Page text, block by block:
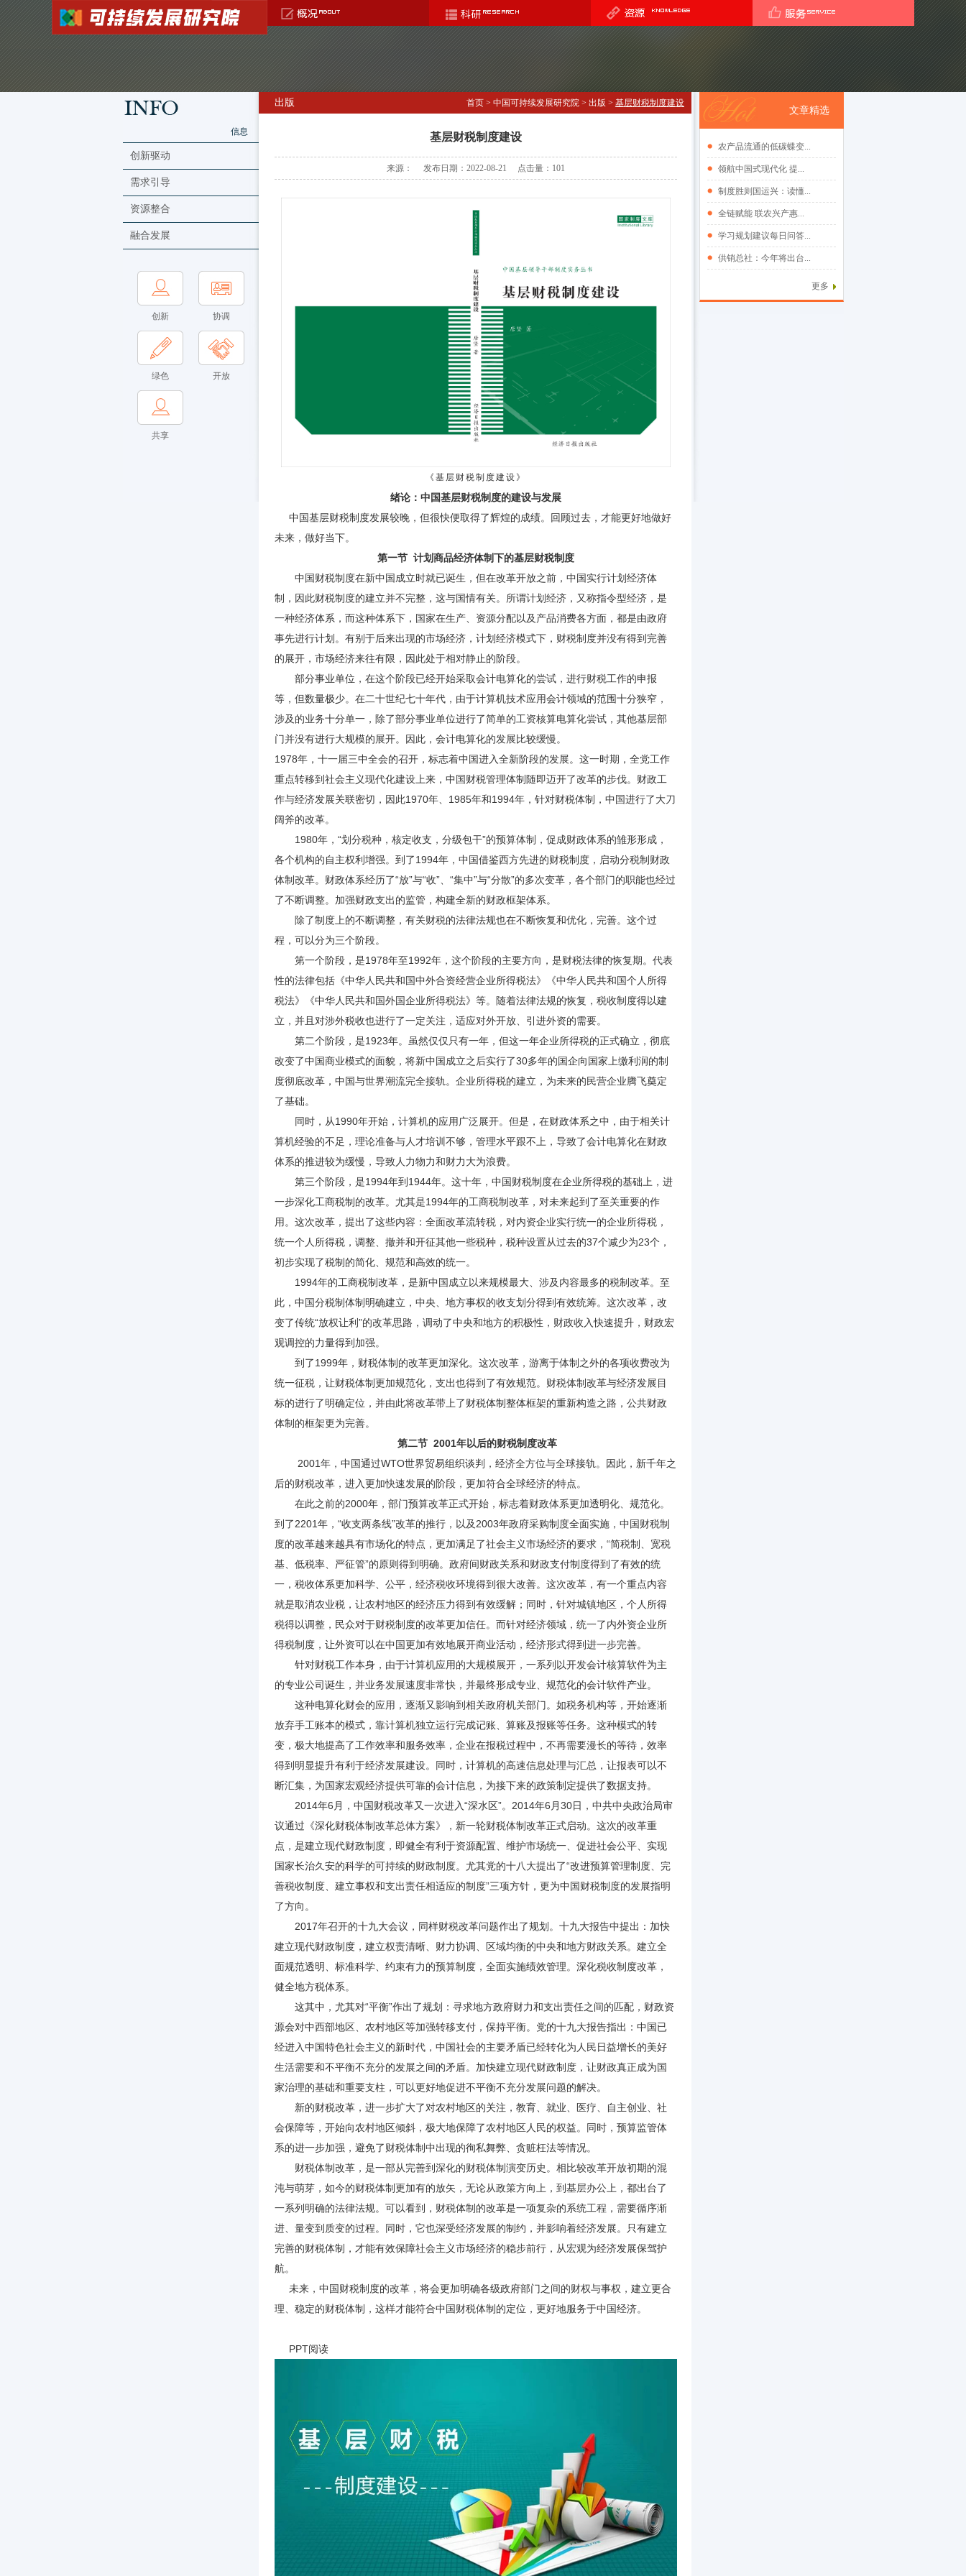
信息
创新驱动
需求引导
资源整合
融合发展
创新 协调
绿色 开放
共享
首页> 中国可持续发展研究院> 出版 > 基层财税制度建设
出版
基层财税制度建设
来源： 发布日期：2022-08-21 点击量： 101
《基层财税制度建设》
绪论：中国基层财税制度的建设与发展
中国基层财税制度发展较晚，但很快便取得了辉煌的成绩。回顾过去，才能更好地做好
未来，做好当下。
第一节 计划商品经济体制下的基层财税制度
中国财税制度在新中国成立时就已诞生，但在改革开放之前，中国实行计划经济体
制，因此财税制度的建立并不完整，这与国情有关。所谓计划经济，又称指令型经济，是
一种经济体系，而这种体系下，国家在生产、资源分配以及产品消费各方面，都是由政府
事先进行计划。有别于后来出现的市场经济，计划经济模式下，财税制度并没有得到完善
的展开，市场经济来往有限，因此处于相对静止的阶段。
部分事业单位，在这个阶段已经开始采取会计电算化的尝试，进行财税工作的申报
等，但数量极少。在二十世纪七十年代，由于计算机技术应用会计领域的范围十分狭窄，
涉及的业务十分单一，除了部分事业单位进行了简单的工资核算电算化尝试，其他基层部
门并没有进行大规模的展开。因此，会计电算化的发展比较缓慢。
1978年，十一届三中全会的召开，标志着中国进入全新阶段的发展。这一时期，全党工作
重点转移到社会主义现代化建设上来，中国财税管理体制随即迈开了改革的步伐。财政工
作与经济发展关联密切，因此1970年、1985年和1994年，针对财税体制，中国进行了大刀
阔斧的改革。
1980年，“划分税种，核定收支，分级包干”的预算体制，促成财政体系的雏形形成，
各个机构的自主权利增强。到了1994年，中国借鉴西方先进的财税制度，启动分税制财政
体制改革。财政体系经历了“放”与“收”、“集中”与“分散”的多次变革，各个部门的职能也经过
了不断调整。加强财政支出的监管，构建全新的财政框架体系。
除了制度上的不断调整，有关财税的法律法规也在不断恢复和优化，完善。这个过
程，可以分为三个阶段。
第一个阶段，是1978年至1992年，这个阶段的主要方向，是财税法律的恢复期。代表
性的法律包括《中华人民共和国中外合资经营企业所得税法》《中华人民共和国个人所得
税法》《中华人民共和国外国企业所得税法》等。随着法律法规的恢复，税收制度得以建
立，并且对涉外税收也进行了一定关注，适应对外开放、引进外资的需要。
第二个阶段，是1923年。虽然仅仅只有一年，但这一年企业所得税的正式确立，彻底
改变了中国商业模式的面貌，将新中国成立之后实行了30多年的国企向国家上缴利润的制
度彻底改革，中国与世界潮流完全接轨。企业所得税的建立，为未来的民营企业腾飞奠定
了基础。
同时，从1990年开始，计算机的应用广泛展开。但是，在财政体系之中，由于相关计
算机经验的不足，理论准备与人才培训不够，管理水平跟不上，导致了会计电算化在财政
体系的推进较为缓慢，导致人力物力和财力大为浪费。
第三个阶段，是1994年到1944年。这十年，中国财税制度在企业所得税的基础上，进
一步深化工商税制的改革。尤其是1994年的工商税制改革，对未来起到了至关重要的作
用。这次改革，提出了这些内容：全面改革流转税，对内资企业实行统一的企业所得税，
统一个人所得税，调整、撤并和开征其他一些税种，税种设置从过去的37个减少为23个，
初步实现了税制的简化、规范和高效的统一。
1994年的工商税制改革，是新中国成立以来规模最大、涉及内容最多的税制改革。至
此，中国分税制体制明确建立，中央、地方事权的收支划分得到有效统筹。这次改革，改
变了传统“放权让利”的改革思路，调动了中央和地方的积极性，财政收入快速提升，财政宏
观调控的力量得到加强。
到了1999年，财税体制的改革更加深化。这次改革，游离于体制之外的各项收费改为
统一征税，让财税体制更加规范化，支出也得到了有效规范。财税体制改革与经济发展目
标的进行了明确定位，并由此将改革带上了财税体制整体框架的重新构造之路，公共财政
体制的框架更为完善。
第二节 2001年以后的财税制度改革
2001年，中国通过WTO世界贸易组织谈判，经济全方位与全球接轨。因此，新千年之
后的财税改革，进入更加快速发展的阶段，更加符合全球经济的特点。
在此之前的2000年，部门预算改革正式开始，标志着财政体系更加透明化、规范化。
到了2201年，“收支两条线”改革的推行，以及2003年政府采购制度全面实施，中国财税制
度的改革越来越具有市场化的特点，更加满足了社会主义市场经济的要求，“简税制、宽税
基、低税率、严征管”的原则得到明确。政府间财政关系和财政支付制度得到了有效的统
一，税收体系更加科学、公平，经济税收环境得到很大改善。这次改革，有一个重点内容
就是取消农业税，让农村地区的经济压力得到有效缓解；同时，针对城镇地区，个人所得
税得以调整，民众对于财税制度的改革更加信任。而针对经济领域，统一了内外资企业所
得税制度，让外资可以在中国更加有效地展开商业活动，经济形式得到进一步完善。
针对财税工作本身，由于计算机应用的大规模展开，一系列以开发会计核算软件为主
的专业公司诞生，并业务发展速度非常快，并最终形成专业、规范化的会计软件产业。
这种电算化财会的应用，逐渐又影响到相关政府机关部门。如税务机构等，开始逐渐
放弃手工账本的模式，靠计算机独立运行完成记账、算账及报账等任务。这种模式的转
变，极大地提高了工作效率和服务效率，企业在报税过程中，不再需要漫长的等待，效率
得到明显提升有利于经济发展建设。同时，计算机的高速信息处理与汇总，让报表可以不
断汇集，为国家宏观经济提供可靠的会计信息，为接下来的政策制定提供了数据支持。
2014年6月，中国财税改革又一次进入“深水区”。2014年6月30日，中共中央政治局审
议通过《深化财税体制改革总体方案》，新一轮财税体制改革正式启动。这次的改革重
点，是建立现代财政制度，即健全有利于资源配置、维护市场统一、促进社会公平、实现
国家长治久安的科学的可持续的财政制度。尤其党的十八大提出了“改进预算管理制度、完
善税收制度、建立事权和支出责任相适应的制度”三项方针，更为中国财税制度的发展指明
了方向。
2017年召开的十九大会议，同样财税改革问题作出了规划。十九大报告中提出：加快
建立现代财政制度，建立权责清晰、财力协调、区域均衡的中央和地方财政关系。建立全
面规范透明、标准科学、约束有力的预算制度，全面实施绩效管理。深化税收制度改革，
健全地方税体系。
这其中，尤其对“平衡”作出了规划：寻求地方政府财力和支出责任之间的匹配，财政资
源会对中西部地区、农村地区等加强转移支付，保持平衡。党的十九大报告指出：中国已
经进入中国特色社会主义的新时代，中国社会的主要矛盾已经转化为人民日益增长的美好
生活需要和不平衡不充分的发展之间的矛盾。加快建立现代财政制度，让财政真正成为国
家治理的基础和重要支柱，可以更好地促进不平衡不充分发展问题的解决。
新的财税改革，进一步扩大了对农村地区的关注，教育、就业、医疗、自主创业、社
会保障等，开始向农村地区倾斜，极大地保障了农村地区人民的权益。同时，预算监管体
系的进一步加强，避免了财税体制中出现的徇私舞弊、贪赃枉法等情况。
财税体制改革，是一部从完善到深化的财税体制演变历史。相比较改革开放初期的混
沌与萌芽，如今的财税体制更加有的放矢，无论从政策方向上，到基层办公上，都出台了
一系列明确的法律法规。可以看到，财税体制的改革是一项复杂的系统工程，需要循序渐
进、量变到质变的过程。同时，它也深受经济发展的制约，并影响着经济发展。只有建立
完善的财税体制，才能有效保障社会主义市场经济的稳步前行，从宏观为经济发展保驾护
航。
未来，中国财税制度的改革，将会更加明确各级政府部门之间的财权与事权，建立更合
理、稳定的财税体制，这样才能符合中国财税体制的定位，更好地服务于中国经济。
PPT阅读
文章精选
农产品流通的低碳蝶变...
领航中国式现代化 提...
制度胜则国运兴：读懂...
全链赋能 联农兴产惠...
学习规划建议每日问答...
供销总社：今年将出台...
更多